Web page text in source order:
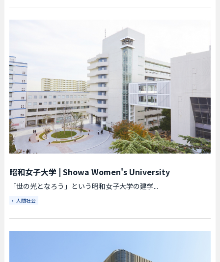
昭和女子大学| Showa Women's University
「世の光となろう」という昭和女子大学の建学...
人間社会